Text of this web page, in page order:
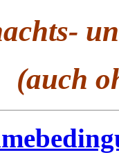
(auch